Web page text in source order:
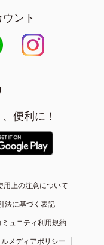
ント
便利に！
用上の注意について
法に基づく表記
ュニティ利用規約
メディアポリシー